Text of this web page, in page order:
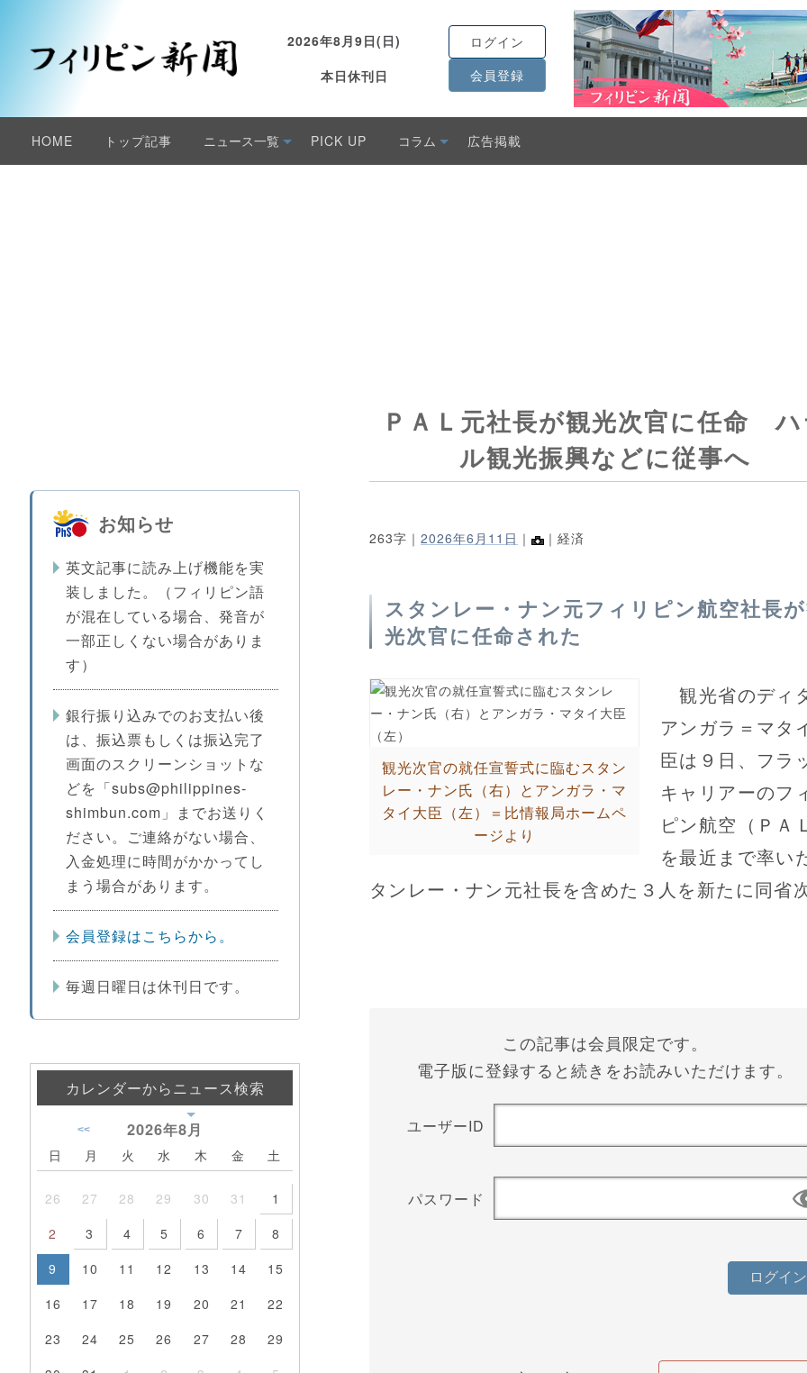
2026年8月9日(日)
本日休刊日
ログイン
会員登録
HOME トップ記事 ニュース一覧 PICK UP コラム 広告掲載
お知らせ
英文記事に読み上げ機能を実
装しました。（フィリピン語
が混在している場合、発音が
一部正しくない場合がありま
す）
銀行振り込みでのお支払い後
は、振込票もしくは振込完了
画面のスクリーンショットな
どを「subs@philippines-
shimbun.com」までお送りく
ださい。ご連絡がない場合、
入金処理に時間がかかってし
まう場合があります。
会員登録はこちらから。
毎週日曜日は休刊日です。
カレンダーからニュース検索
2026年8月
<<
日 月 火 水 木 金 土
26 27 28 29 30 31
1
2
3 4 5 6 7
8
9
10 11 12 13 14
15
16
17 18 19 20 21
22
23
24 25 26 27 28
29
ＰＡＬ元社長が観光次官に任命
ル観光振興などに従事へ
263字｜ 2026年6月11日 ｜ ｜経済
スタンレー・ナン元フィリピン航空社長
光次官に任命された
観光次官の就任宣誓式に臨むスタン
レー・ナン氏（右）とアンガラ・マ
タイ大臣（左）＝比情報局ホームペ
ージより
観光省のディ
アンガラ＝マタ
臣は９日、フラ
キャリアーのフ
ピン航空（ＰＡ
を最近まで率い
タンレー・ナン元社長を含めた３人を新たに同省
この記事は会員限定です。
電子版に登録すると続きをお読みいただけます。
ユーザーID
パスワード